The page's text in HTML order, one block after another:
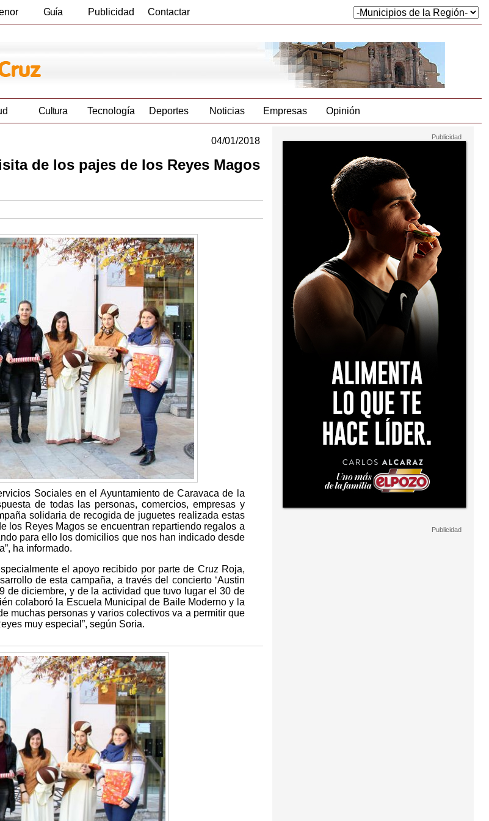
Guía Publicidad Contactar
Cultura Tecnología Deportes Noticias Empresas Opinión
04/01/2018
de los pajes de los Reyes Magos
Sociales en el Ayuntamiento de Caravaca de la
de todas las personas, comercios, empresas y
solidaria de recogida de juguetes realizada estas
los Reyes Magos se encuentran repartiendo regalos a
para ello los domicilios que nos han indicado desde
ha informado.
el apoyo recibido por parte de Cruz Roja,
de esta campaña, a través del concierto ‘Austin
de diciembre, y de la actividad que tuvo lugar el 30 de
colaboró la Escuela Municipal de Baile Moderno y la
muchas personas y varios colectivos va a permitir que
muy especial”, según Soria.